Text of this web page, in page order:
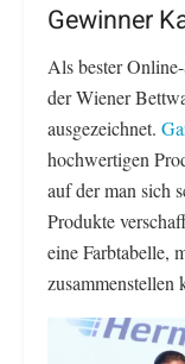
Gewinner
Als bester
der Wiener
ausgezeichnet.
hochwertigen
auf der man sich
Produkte
eine Farbtabelle,
zusammenstellen